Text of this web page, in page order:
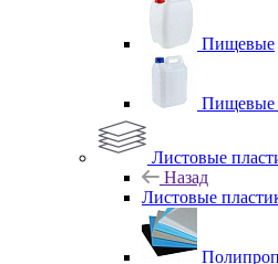
Пищевые
Пищевые
Листовые
Назад
Листовые